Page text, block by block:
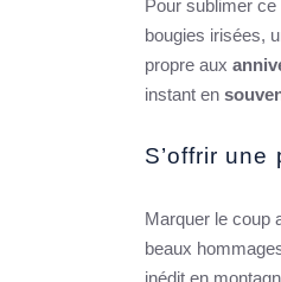
Pour sublimer
bougies irisées,
propre aux
instant en
S’offrir une
Marquer le coup
beaux
inédit en